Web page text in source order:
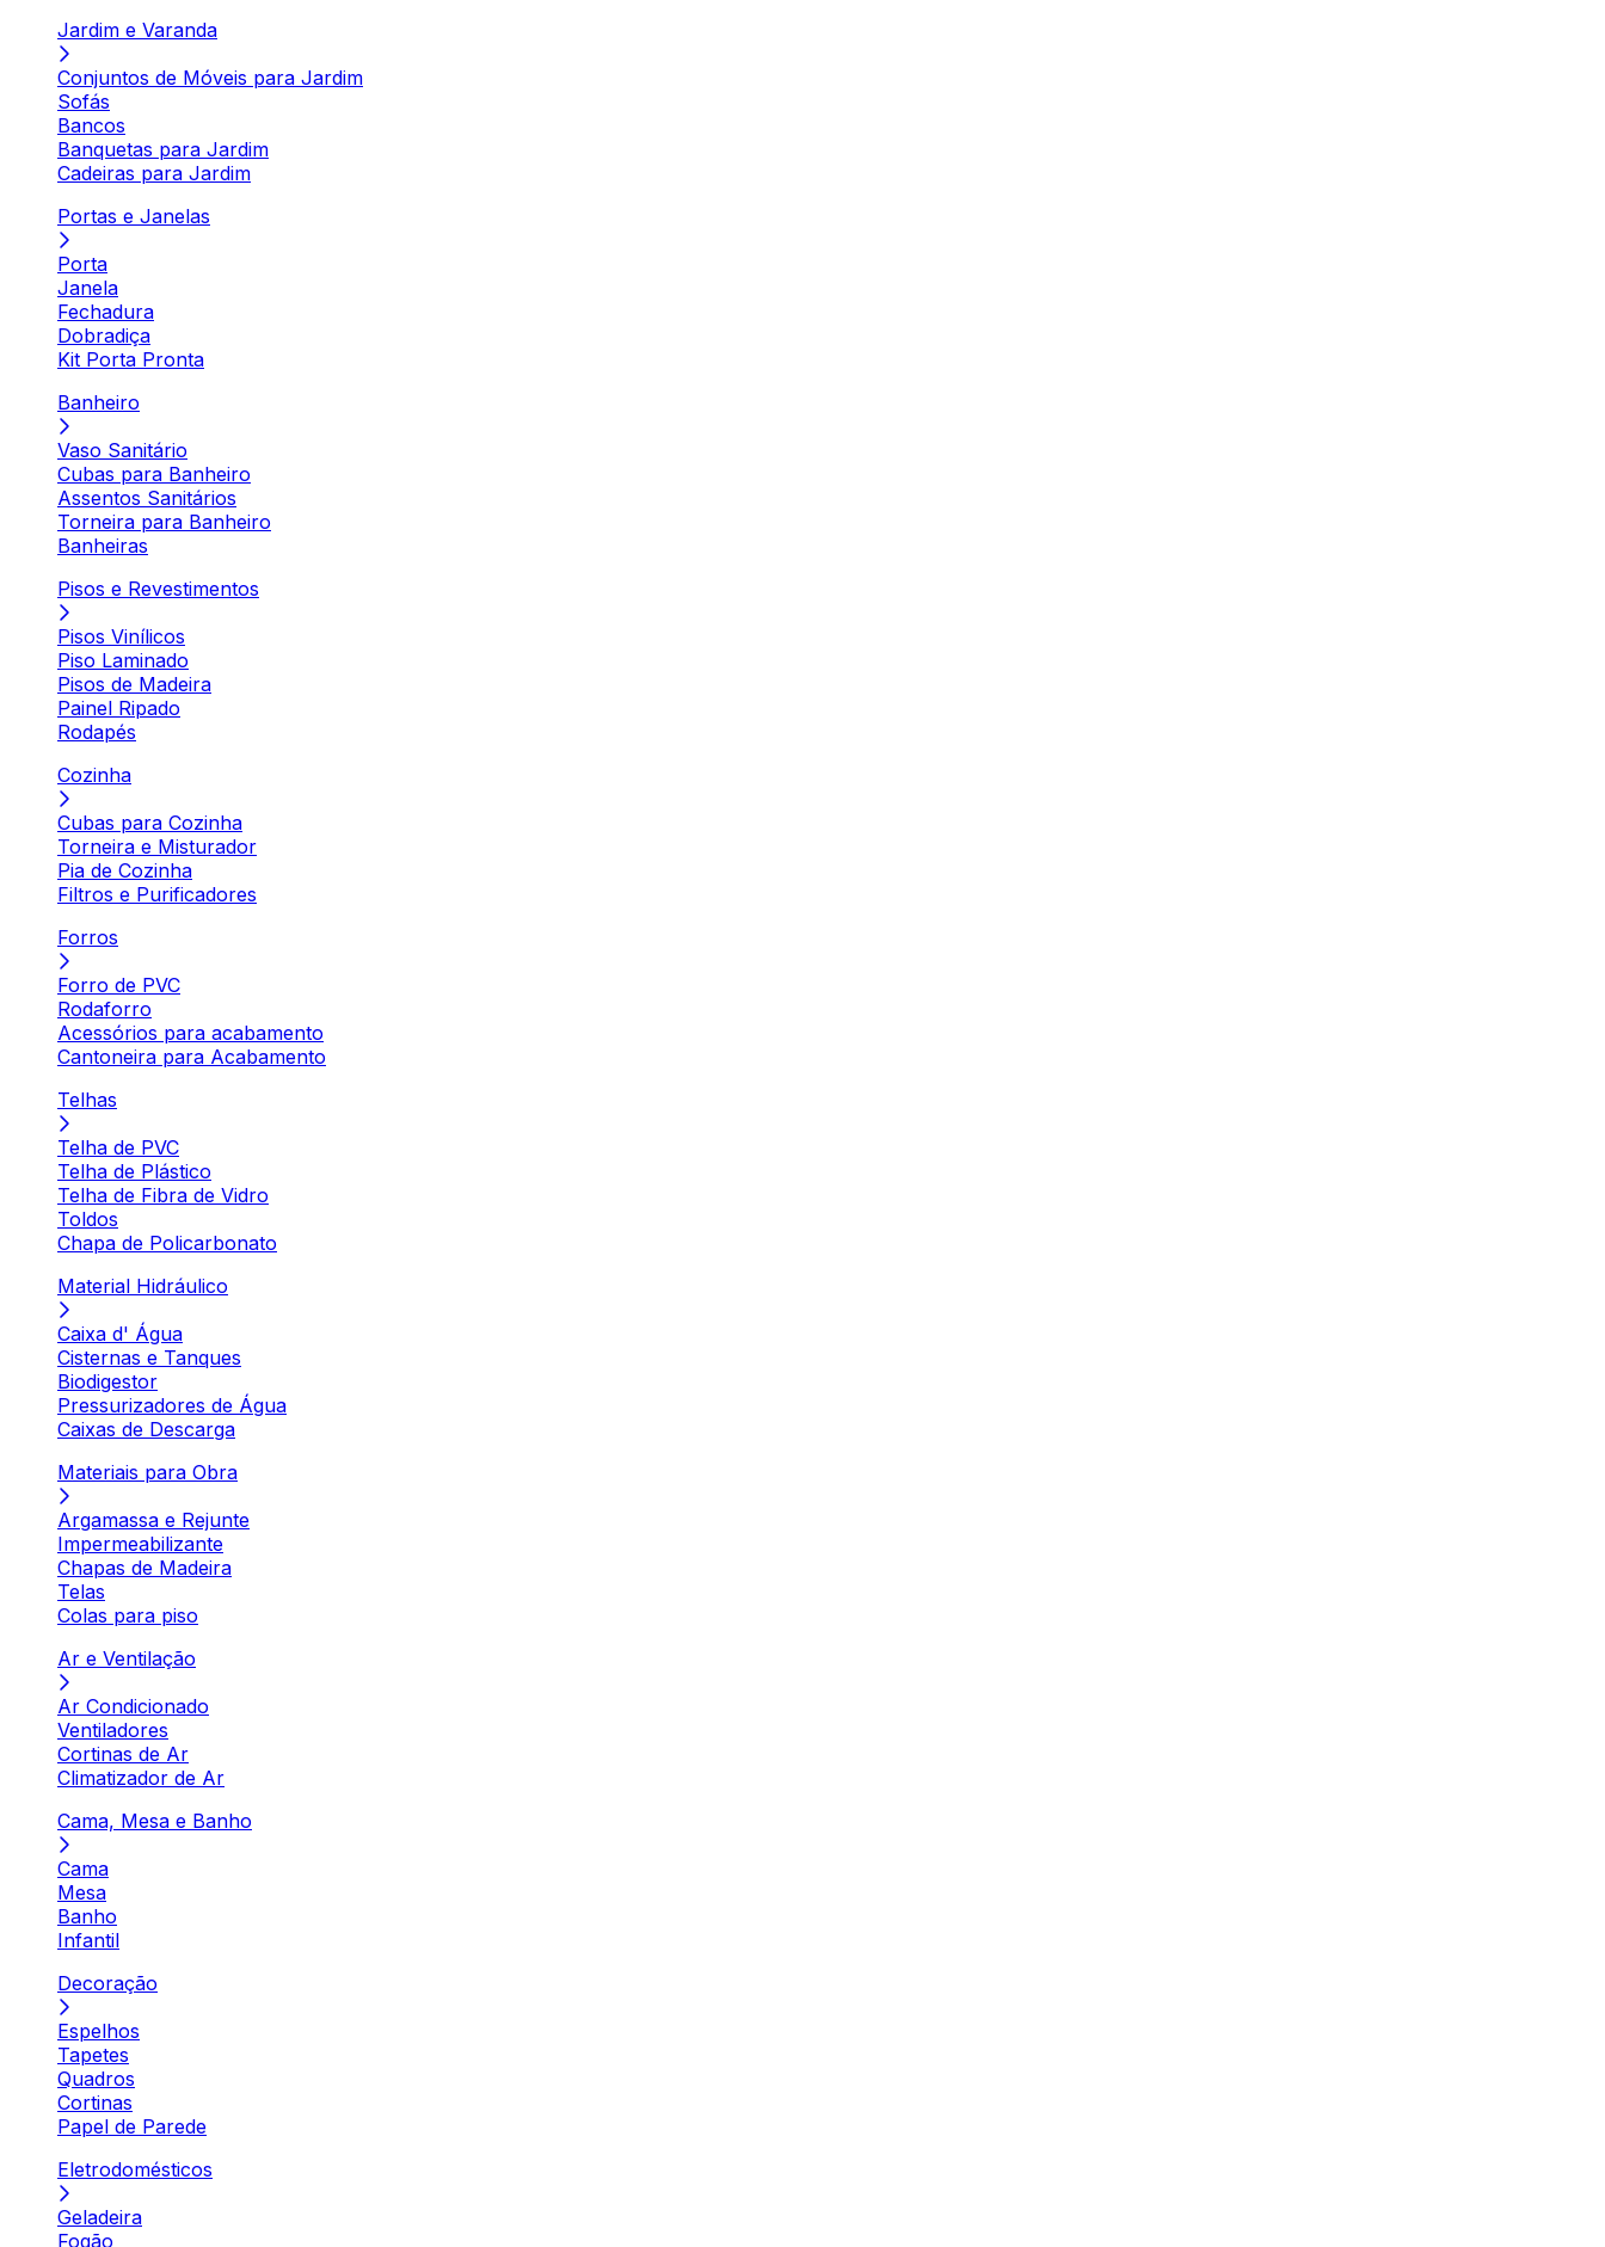
Jardim e Varanda
Conjuntos de Móveis para Jardim
Sofás
Bancos
Banquetas para Jardim
Cadeiras para Jardim
Portas e Janelas
Porta
Janela
Fechadura
Dobradiça
Kit Porta Pronta
Banheiro
Vaso Sanitário
Cubas para Banheiro
Assentos Sanitários
Torneira para Banheiro
Banheiras
Pisos e Revestimentos
Pisos Vinílicos
Piso Laminado
Pisos de Madeira
Painel Ripado
Rodapés
Cozinha
Cubas para Cozinha
Torneira e Misturador
Pia de Cozinha
Filtros e Purificadores
Forros
Forro de PVC
Rodaforro
Acessórios para acabamento
Cantoneira para Acabamento
Telhas
Telha de PVC
Telha de Plástico
Telha de Fibra de Vidro
Toldos
Chapa de Policarbonato
Material Hidráulico
Caixa d' Água
Cisternas e Tanques
Biodigestor
Pressurizadores de Água
Caixas de Descarga
Materiais para Obra
Argamassa e Rejunte
Impermeabilizante
Chapas de Madeira
Telas
Colas para piso
Ar e Ventilação
Ar Condicionado
Ventiladores
Cortinas de Ar
Climatizador de Ar
Cama, Mesa e Banho
Cama
Mesa
Banho
Infantil
Decoração
Espelhos
Tapetes
Quadros
Cortinas
Papel de Parede
Eletrodomésticos
Geladeira
Fogão